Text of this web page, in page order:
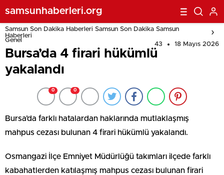
samsunhaberleri.org
Samsun Son Dakika Haberleri Samsun Son Dakika Samsun
Haberleri
Genel
43 18 Mayıs 2026
Bursa’da 4 firari hükümlü
yakalandı
0 0
Bursa’da farklı hatalardan haklarında mutlaklaşmış
mahpus cezası bulunan 4 firari hükümlü yakalandı.
Osmangazi İlçe Emniyet Müdürlüğü takımları ilçede farklı
kabahatlerden katılaşmış mahpus cezası bulunan firari